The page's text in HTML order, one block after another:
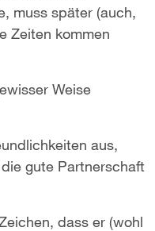
muss später (auch,
Zeiten kommen
Weise
aus,
gute Partnerschaft
dass er (wohl